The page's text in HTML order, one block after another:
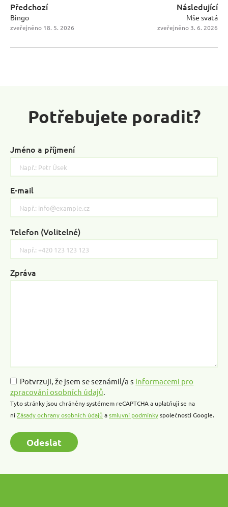
Předchozí
Bingo
zveřejněno 18. 5. 2026
Následující
Mše svatá
zveřejněno 3. 6. 2026
Potřebujete poradit?
Jméno a příjmení
E-mail
Please
leave
this
empty.
Telefon (Volitelné)
Zpráva
Potvrzuji, že jsem se seznámil/a s informacemi pro
zpracování osobních údajů.
Tyto stránky jsou chráněny systémem reCAPTCHA a uplatňují se na
níZásady ochrany osobních údajů asmluvní podmínkyspolečnosti Google.
Odeslat